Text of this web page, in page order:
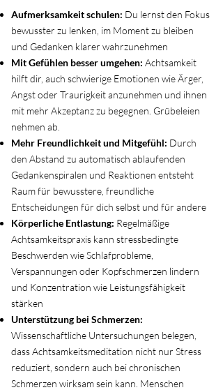
Aufmerksamkeit schulen: Du lernst den Fokus
bewusster zu lenken, im Moment zu bleiben
und Gedanken klarer wahrzunehmen
Mit Gefühlen besser umgehen: Achtsamkeit
hilft dir, auch schwierige Emotionen wie Ärger,
Angst oder Traurigkeit anzunehmen und ihnen
mit mehr Akzeptanz zu begegnen. Grübeleien
nehmen ab.
Mehr Freundlichkeit und Mitgefühl: Durch
den Abstand zu automatisch ablaufenden
Gedankenspiralen und Reaktionen entsteht
Raum für bewusstere, freundliche
Entscheidungen für dich selbst und für andere
Körperliche Entlastung: Regelmäßige
Achtsamkeitspraxis kann stressbedingte
Beschwerden wie Schlafprobleme,
Verspannungen oder Kopfschmerzen lindern
und Konzentration wie Leistungsfähigkeit
stärken
Unterstützung bei Schmerzen:
Wissenschaftliche Untersuchungen belegen,
dass Achtsamkeitsmeditation nicht nur Stress
reduziert, sondern auch bei chronischen
Schmerzen wirksam sein kann. Menschen